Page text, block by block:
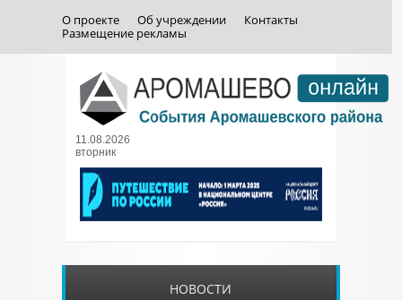
О проекте Об учреждении
Контакты
Размещение рекламы
11.08.2026
вторник
НОВОСТИ